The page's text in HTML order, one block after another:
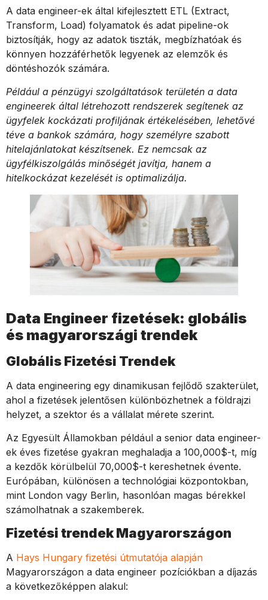
A data engineer-ek által kifejlesztett ETL (Extract,
Transform, Load) folyamatok és adat pipeline-ok
biztosítják, hogy az adatok tiszták, megbízhatóak és
könnyen hozzáférhetők legyenek az elemzők és
döntéshozók számára.
Például a pénzügyi szolgáltatások területén a data
engineerek által létrehozott rendszerek segítenek az
ügyfelek kockázati profiljának értékelésében, lehetővé
téve a bankok számára, hogy személyre szabott
hitelajánlatokat készítsenek. Ez nemcsak az
ügyfélkiszolgálás minőségét javítja, hanem a
hitelkockázat kezelését is optimalizálja.
Data Engineer fizetések: globális
és magyarországi trendek
Globális Fizetési Trendek
A data engineering egy dinamikusan fejlődő szakterület,
ahol a fizetések jelentősen különbözhetnek a földrajzi
helyzet, a szektor és a vállalat mérete szerint.
Az Egyesült Államokban például a senior data engineer-
ek éves fizetése gyakran meghaladja a 100,000$-t, míg
a kezdők körülbelül 70,000$-t kereshetnek évente.
Európában, különösen a technológiai központokban,
mint London vagy Berlin, hasonlóan magas bérekkel
számolhatnak a szakemberek.
Fizetési trendek Magyarországon
A Hays Hungary fizetési útmutatója alapján
Magyarországon a data engineer pozíciókban a díjazás
a következőképpen alakul: